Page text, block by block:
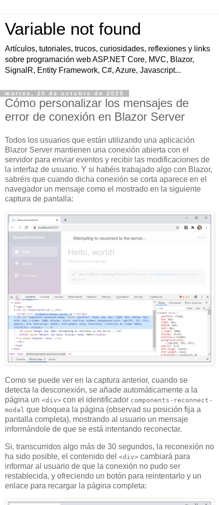
Variable not found
Artículos, tutoriales, trucos, curiosidades, reflexiones y links
sobre programación web ASP.NET Core, MVC, Blazor,
SignalR, Entity Framework, C#, Azure, Javascript...
martes, 20 de octubre de 2020
Cómo personalizar los mensajes de
error de conexión en Blazor Server
Todos los usuarios que están utilizando una aplicación
Blazor Server mantienen una conexión abierta con el
servidor para enviar eventos y recibir las modificaciones de
la interfaz de usuario. Y si habéis trabajado algo con Blazor,
sabréis que cuando dicha conexión se corta aparece en el
navegador un mensaje como el mostrado en la siguiente
captura de pantalla:
Como se puede ver en la captura anterior, cuando se
detecta la desconexión, se añade automáticamente a la
página un <div> con el identificador components-reconnect-
modal que bloquea la página (observad su posición fija a
pantalla completa), mostrando al usuario un mensaje
informándole de que se está intentando reconectar.
Si, transcurridos algo más de 30 segundos, la reconexión no
ha sido posible, el contenido del <div> cambiará para
informar al usuario de que la conexión no pudo ser
restablecida, y ofreciendo un botón para reintentarlo y un
enlace para recargar la página completa: